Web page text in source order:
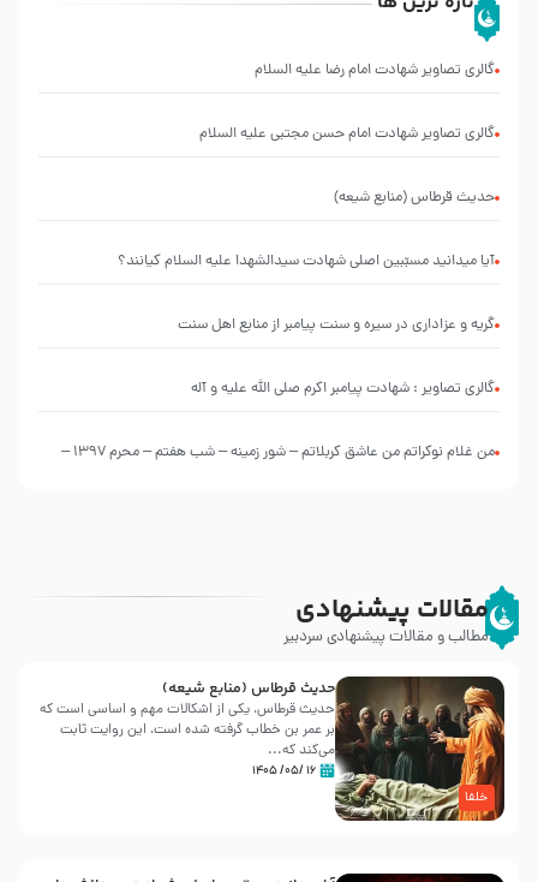
گالری تصاویر شهادت امام رضا علیه السلام
گالری تصاویر شهادت امام حسن مجتبی علیه السلام
حدیث قرطاس (منابع شیعه)
آیا میدانید مسبّبین اصلی شهادت سیدالشهدا علیه ‌السلام کیانند؟
گریه و عزاداری در سیره و سنت پیامبر از منابع اهل سنت
گالری تصاویر : شهادت پیامبر اکرم صلی الله علیه و آله
من غلام نوکراتم من عاشق کربلاتم – شور زمینه – شب هفتم – محرم 1397 –
مقالات پیشنهادی
مطالب و مقالات پیشنهادی سردبیر
خلفا
حدیث قرطاس (منابع شیعه)
حدیث قرطاس، یکی از اشکالات مهم و اساسی است که
بر عمر بن خطاب گرفته شده است، این روایت ثابت
می‌کند که...
۱۶ /۰۵/ ۱۴۰۵